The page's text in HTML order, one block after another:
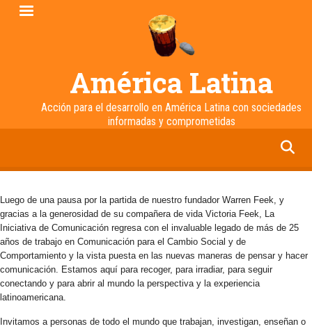
Pasar
América Latina
Acción para el desarrollo en América Latina con sociedades
informadas y comprometidas
Luego de una pausa por la partida de nuestro fundador Warren Feek, y
gracias a la generosidad de su compañera de vida Victoria Feek, La
Iniciativa de Comunicación regresa con el invaluable legado de más de 25
años de trabajo en Comunicación para el Cambio Social y de
Comportamiento y la vista puesta en las nuevas maneras de pensar y hacer
comunicación. Estamos aquí para recoger, para irradiar, para seguir
conectando y para abrir al mundo la perspectiva y la experiencia
latinoamericana.
Invitamos a personas de todo el mundo que trabajan, investigan, enseñan o